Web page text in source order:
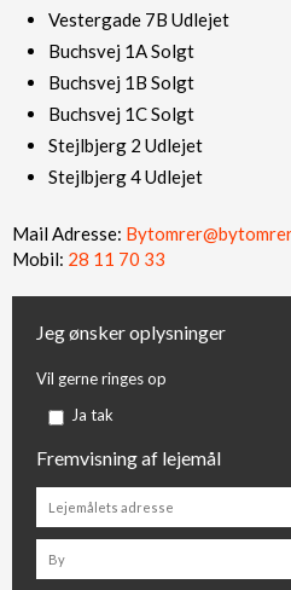
Vestergade 7B Udlejet
Buchsvej 1A Solgt
Buchsvej 1B Solgt
Buchsvej 1C Solgt
Stejlbjerg 2 Udlejet
Stejlbjerg 4 Udlejet
Mail Adresse:
Mobil: 28 11 70 33​
Jeg ønsker oplysninger
Vil gerne ringes op
Ja tak
Fremvisning af lejemål